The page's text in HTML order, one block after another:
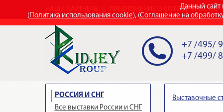
Данный сайт
(Политика использования cookie), (Соглашение на
ПРЕДЛОЖЕНИЕ О СОТРУДНИЧЕСТВЕ
+7 /495/
+7 /499/
РОССИЯ И СНГ
Все выставки России и СНГ
Выставочные